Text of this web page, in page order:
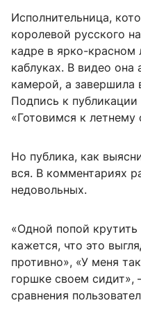
Исполнительница,
королевой русского
кадре в ярко-красном
каблуках. В видео она
камерой, а завершила
Подпись к
«Готовимся к летнему
Но публика, как
вся. В комментариях
недовольных.
«Одной попой
кажется, что это
противно», «У меня
горшке своем сидит»,
сравнения